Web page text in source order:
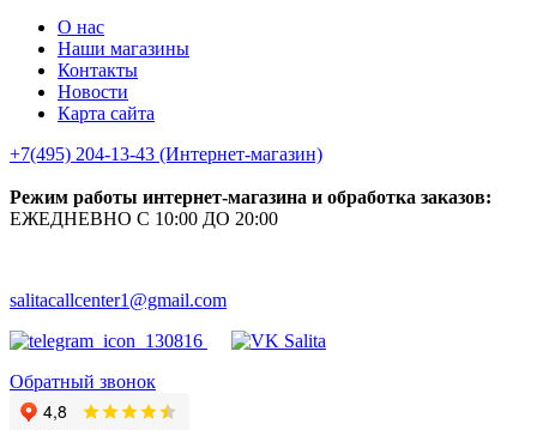
О нас
Наши магазины
Контакты
Новости
Карта сайта
+7(495) 204-13-43 (Интернет-магазин)
Режим работы интернет-магазина и обработка заказов:
ЕЖЕДНЕВНО С 10:00 ДО 20:00
salitacallcenter1@gmail.com
Обратный звонок